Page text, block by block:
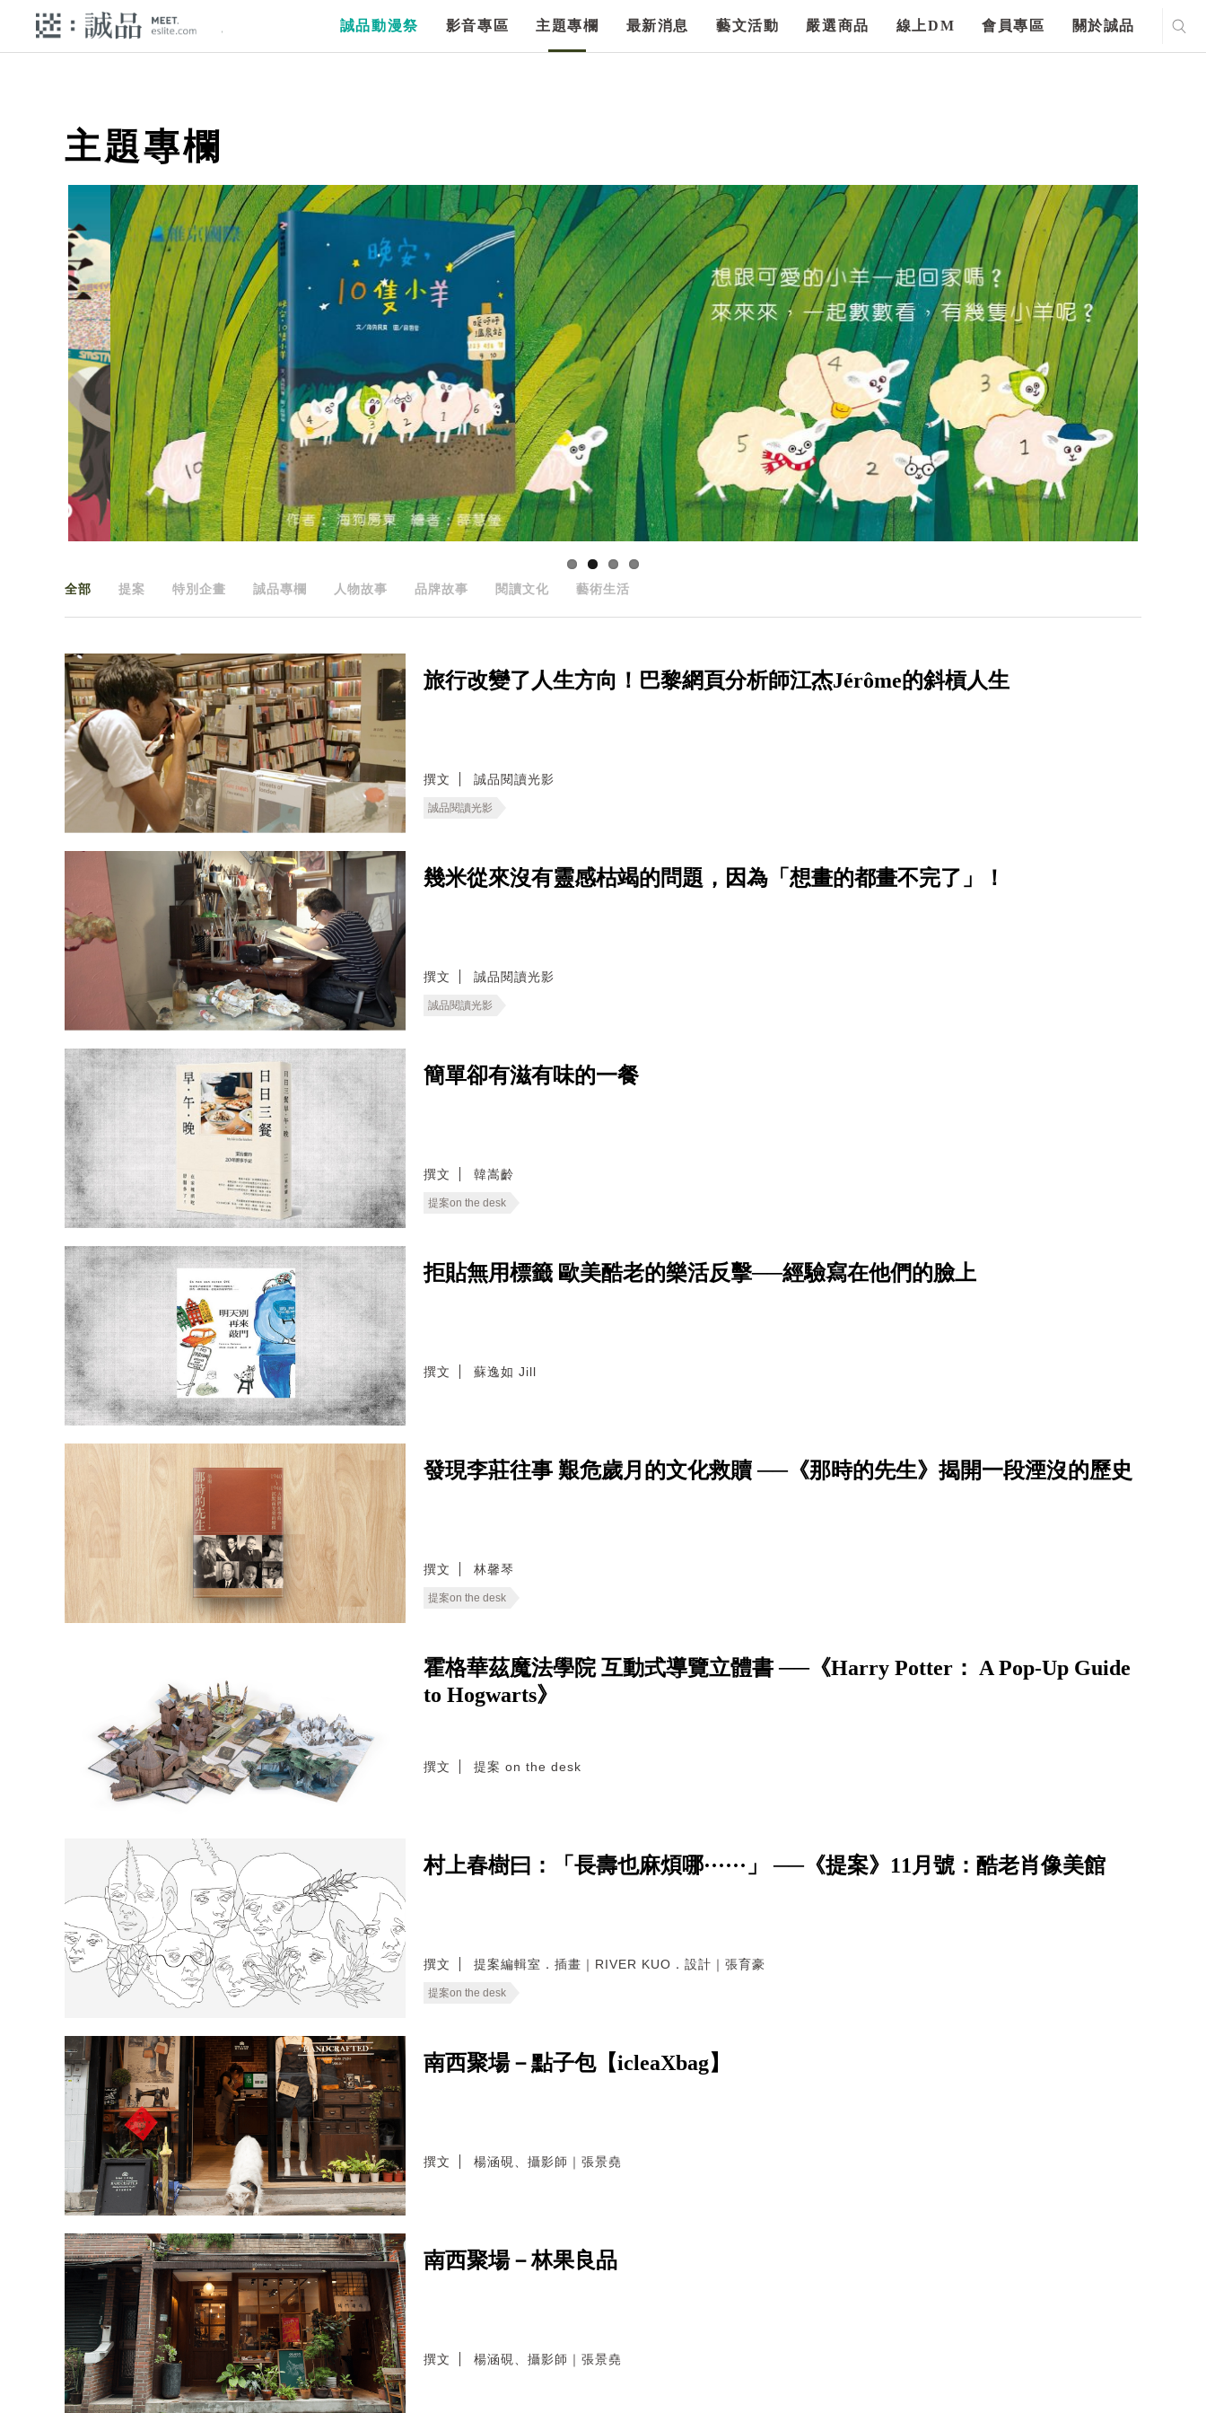
誠品動漫祭 影音專區 主題專欄 最新消息 藝文活動 嚴選商品 線上DM 會員專區 關於誠品
主題專欄
全部 提案 特別企畫 誠品專欄 人物故事 品牌故事 閱讀文化 藝術生活
旅行改變了人生方向！巴黎網頁分析師江杰Jérôme的斜槓人生
撰文 誠品閱讀光影
誠品閱讀光影
幾米從來沒有靈感枯竭的問題，因為「想畫的都畫不完了」！
撰文 誠品閱讀光影
誠品閱讀光影
簡單卻有滋有味的一餐
撰文 韓嵩齡
提案on the desk
拒貼無用標籤 歐美酷老的樂活反擊──經驗寫在他們的臉上
撰文 蘇逸如 Jill
發現李莊往事 艱危歲月的文化救贖 ──《那時的先生》揭開一段湮沒的歷史
撰文 林馨琴
提案on the desk
霍格華茲魔法學院 互動式導覽立體書 ──《Harry Potter： A Pop-Up Guide
to Hogwarts》
撰文 提案 on the desk
村上春樹曰：「長壽也麻煩哪······」 ──《提案》11月號：酷老肖像美館
撰文 提案編輯室．插畫｜RIVER KUO．設計｜張育豪
提案on the desk
南西聚場－點子包【icleaXbag】
撰文 楊涵硯、攝影師｜張景堯
南西聚場－林果良品
撰文 楊涵硯、攝影師｜張景堯